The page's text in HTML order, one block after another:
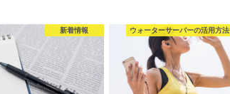
新着情報 ウォーターサーバーの活用方法